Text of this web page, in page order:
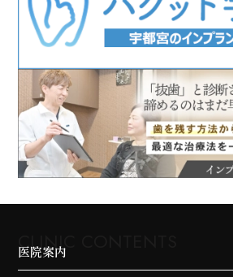
CLINIC CONTENTS
医院案内